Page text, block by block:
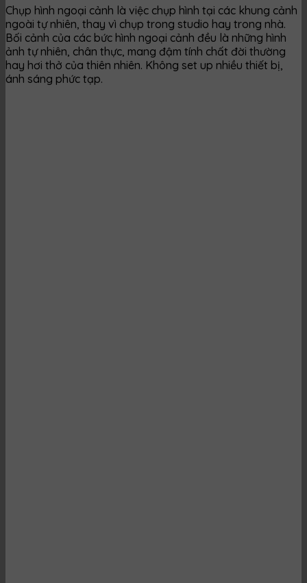
Chụp hình ngoại cảnh là việc chụp hình tại các khung cảnh
ngoài tự nhiên, thay vì chụp trong studio hay trong nhà.
Bối cảnh của các bức hình ngoại cảnh đều là những hình
ảnh tự nhiên, chân thực, mang đậm tính chất đời thường
hay hơi thở của thiên nhiên. Không set up nhiều thiết bị,
ánh sáng phức tạp.